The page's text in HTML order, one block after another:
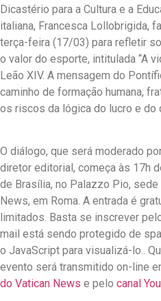
Dicastério para a Cultura e a
italiana, Francesca Lollobrigida,
terça-feira (17/03) para refletir
o valor do esporte, intitulada “A
Leão XIV. A mensagem do
caminho de formação humana,
os riscos da lógica do lucro e do
O diálogo, que será moderado
diretor editorial, começa às 17h
de Brasília, no Palazzo Pio,
News, em Roma. A entrada é
limitados. Basta se inscrever
mail está sendo protegido de
o JavaScript para visualizá-lo..
evento será transmitido on-line
do Vatican News e pelo canal